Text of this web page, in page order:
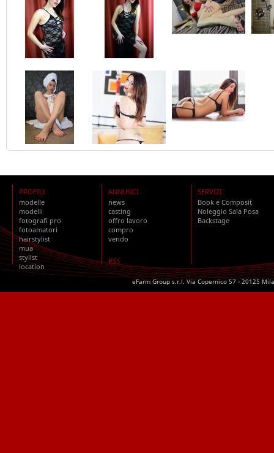
PROFILI
modelle
modelli
fotografi pro
fotoamatori
hairstylist
mua
stylist
location
ANNUNCI
news
casting
offro lavoro
compro
vendo
RSS
SERVIZI
Book e Composit
Noleggio Sala Posa
Backstage
eFarm Group s.r.l. Via Copernico 57 - 20125